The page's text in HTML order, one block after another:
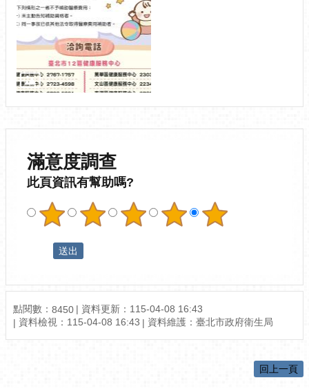
滿意度調查
此頁資訊有幫助嗎?
點閱數： 8450
資料更新：115-04-08 16:43
資料檢視：115-04-08 16:43
資料維護：臺北市政府衛生局
回上一頁